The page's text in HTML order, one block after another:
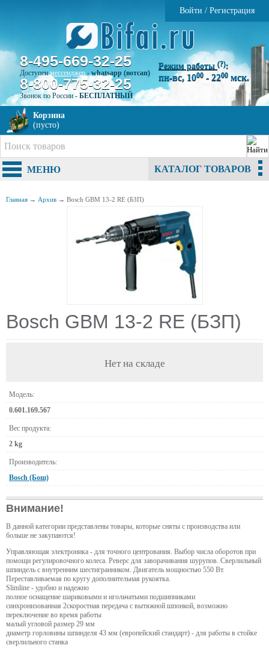
Войти / Регистрация
8-495-669-32-25
Доступенмессенджер-whatsapp (вотсап)
8-800-775-32-25
Звонок по России - БЕСПЛАТНЫЙ
Режим работы (?):
пн-вс, 1000 - 2200 мск.
Корзина
(пусто)
МЕНЮ КАТАЛОГ ТОВАРОВ
Главная → Архив → Bosch GBM 13-2 RE (БЗП)
Bosch GBM 13-2 RE (БЗП)
Нет на складе
Модель:
0.601.169.567
Вес продукта:
2 kg
Производитель:
Bosch (Бош)
Внимание!
В данной категории представлены товары, которые сняты с производства или
больше не закупаются!
Управляющая электроника - для точного центрования. Выбор числа оборотов при
помощи регулировочного колеса. Реверс для заворачивания шурупов. Сверлильный
шпиндель с внутренним шестигранником. Двигатель мощностью 550 Вт.
Переставливаемая по кругу дополнительная рукоятка.
Slimline - удобно и надежно
полное оснащение шариковыми и игольчатыми подшипниками
синхронизованная 2скоростная передача с вытяжной шпонкой, возможно
переключение во время работы
малый угловой размер 29 мм
диаметр горловины шпинделя 43 мм (европейский стандарт) - для работы в стойке
сверлильного станка